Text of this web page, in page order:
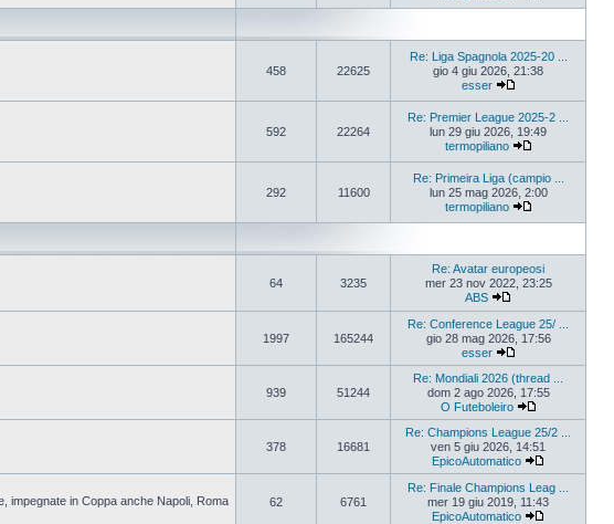
458 22625
Re: Liga Spagnola 2025-20 ...
gio 4 giu 2026, 21:38
esser
592 22264
Re: Premier League 2025-2 ...
lun 29 giu 2026, 19:49
termopiliano
292 11600
Re: Primeira Liga (campio ...
lun 25 mag 2026, 2:00
termopiliano
64 3235
Re: Avatar europeosi
mer 23 nov 2022, 23:25
ABS
1997 165244
Re: Conference League 25/ ...
gio 28 mag 2026, 17:56
esser
939 51244
Re: Mondiali 2026 (thread ...
dom 2 ago 2026, 17:55
O Futeboleiro
378 16681
Re: Champions League 25/2 ...
ven 5 giu 2026, 14:51
EpicoAutomatico
impegnate in Coppa anche Napoli, Roma
62 6761
Re: Finale Champions Leag ...
mer 19 giu 2019, 11:43
EpicoAutomatico